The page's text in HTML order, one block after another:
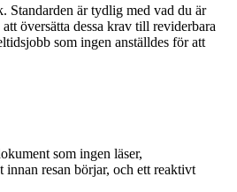
Standarden är tydlig med vad du är
översätta dessa krav till reviderbara
som ingen anställdes för att
som ingen läser,
innan resan börjar, och ett reaktivt